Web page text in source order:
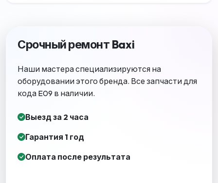
Срочный ремонт Baxi
Наши мастера специализируются на
оборудовании этого бренда. Все запчасти для
кода E09 в наличии.
Выезд за 2 часа
Гарантия 1 год
Оплата после результата